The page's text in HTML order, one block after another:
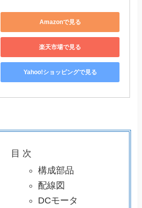
Amazonで見る
楽天市場で見る
Yahoo!ショッピングで見る
目 次
構成部品
配線図
DCモータ